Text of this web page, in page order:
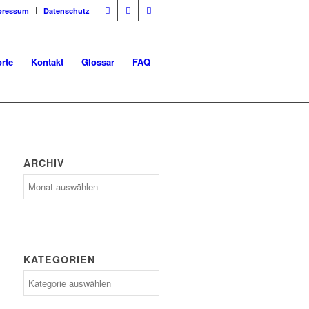
Datenschutz
Kontakt Glossar FAQ
ARCHIV
KATEGORIEN